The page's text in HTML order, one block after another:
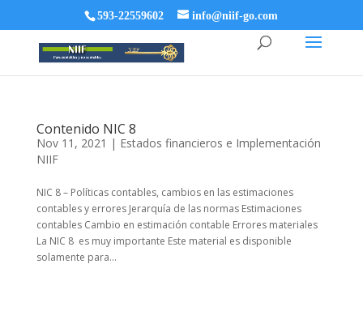
593-22559602 info@niif-go.com
Contenido NIC 8
Nov 11, 2021 | Estados financieros e Implementación
NIIF
NIC 8 – Políticas contables, cambios en las estimaciones
contables y errores Jerarquía de las normas Estimaciones
contables Cambio en estimación contable Errores materiales
La NIC 8 es muy importante Este material es disponible
solamente para...